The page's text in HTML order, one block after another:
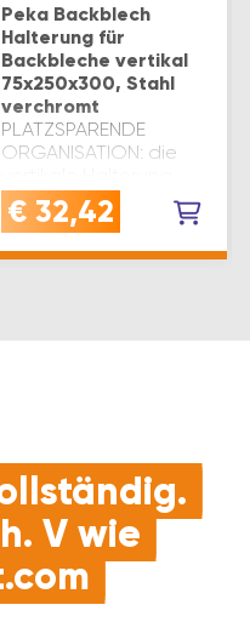
Peka Backblech
Halterung für
Backbleche vertikal
75x250x300, Stahl
verchromt
PLATZSPARENDE
ORGANISATION: die
ermöglicht eine
übersichtliche und
von Backblechen und
€ 32,42
V wie